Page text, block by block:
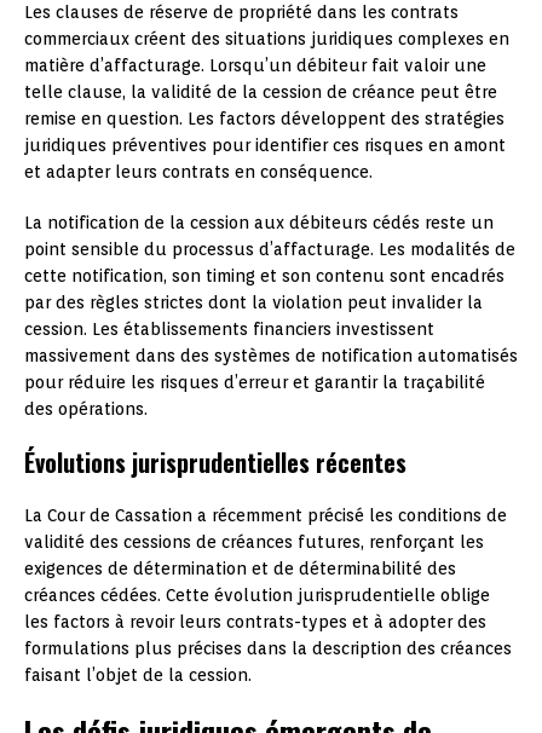
Les clauses de réserve de propriété dans les contrats
commerciaux créent des situations juridiques complexes en
matière d’affacturage. Lorsqu’un débiteur fait valoir une
telle clause, la validité de la cession de créance peut être
remise en question. Les factors développent des stratégies
juridiques préventives pour identifier ces risques en amont
et adapter leurs contrats en conséquence.
La notification de la cession aux débiteurs cédés reste un
point sensible du processus d’affacturage. Les modalités de
cette notification, son timing et son contenu sont encadrés
par des règles strictes dont la violation peut invalider la
cession. Les établissements financiers investissent
massivement dans des systèmes de notification automatisés
pour réduire les risques d’erreur et garantir la traçabilité
des opérations.
Évolutions jurisprudentielles récentes
La Cour de Cassation a récemment précisé les conditions de
validité des cessions de créances futures, renforçant les
exigences de détermination et de déterminabilité des
créances cédées. Cette évolution jurisprudentielle oblige
les factors à revoir leurs contrats-types et à adopter des
formulations plus précises dans la description des créances
faisant l’objet de la cession.